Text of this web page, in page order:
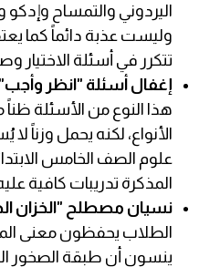
اليردوني والتمساح
وليست عذبة دائماً كما
تتكرر في أسئلة الاختيار
إغفال أسئلة "انظر
هذا النوع من الأسئلة
الأنواع، لكنه يحمل وزناً
علوم الصف الخامس
المذكرة تدريبات كافية
نسيان مصطلح "الخزان
الطلاب يحفظون معنى
ينسون أن طبقة الصخور